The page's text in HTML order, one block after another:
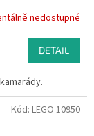
nedostupné
DETAIL
Kód: LEGO 10950